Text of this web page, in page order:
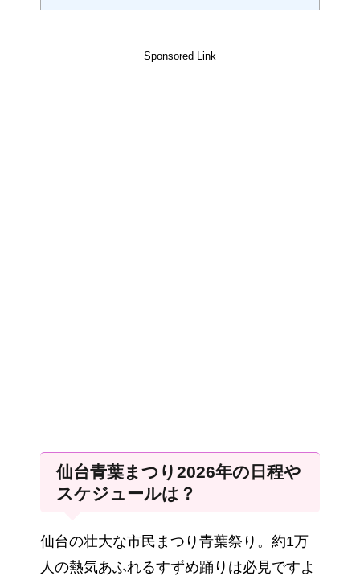
Sponsored Link
仙台青葉まつり2026年の日程や
スケジュールは？
仙台の壮大な市民まつり青葉祭り。約1万
人の熱気あふれるすずめ踊りは必見ですよ